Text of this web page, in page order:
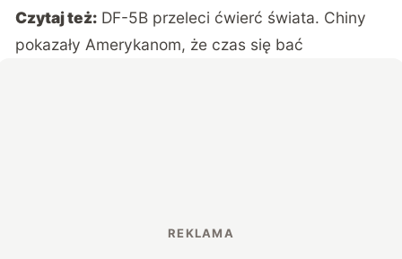
Czytaj też: DF-5B przeleci ćwierć świata. Chiny
pokazały Amerykanom, że czas się bać